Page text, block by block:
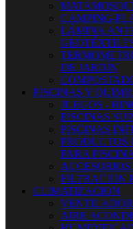
CAMPING-
LÁMINA
DE JARDÍN
PISCINAS Y
JUEGOS -
PISCINAS
PISCINAS
PRODUCTOS
PARA
FILTRACION
CLIMATIZACION
AIRE